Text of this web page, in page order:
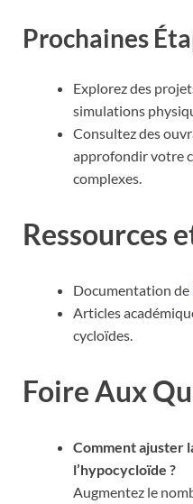
Prochaines
Explorez des
simulations
Consultez des
approfondir votre
complexes.
Ressources
Documentation de
Articles
cycloïdes.
Foire Aux
Comment ajuster
l’hypocycloïde ?
Augmentez le